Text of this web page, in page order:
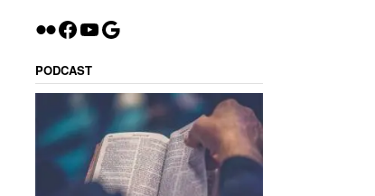
Flickr
Facebook
YouTube
Google
PODCAST